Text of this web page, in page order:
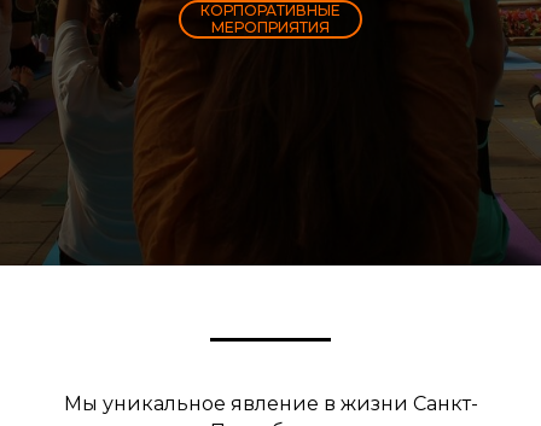
КОРПОРАТИВНЫЕ
МЕРОПРИЯТИЯ
Мы уникальное явление в жизни Санкт-